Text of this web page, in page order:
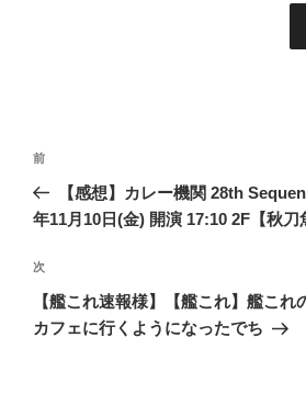
投
ナ
ゲ
ー
シ
前
の
投
前
【感想】カレー機関 28th
年11月10日(金) 開演 17:10 2F【秋刀
次
の
投
次
【艦これ速報様】【艦これ】艦これ
カフェに行くようになったでち